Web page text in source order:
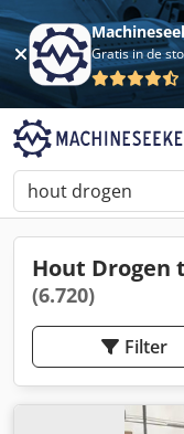
Gratis in de
Hout Drogen
(6.720)
Filter